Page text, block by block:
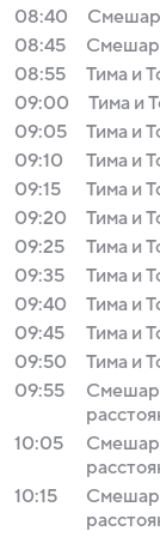
08:40
08:45
08:55
Тима и
09:00
Тима и
09:05
Тима и
09:10
Тима и
09:15
Тима и
09:20
Тима и
09:25
Тима и
09:35
Тима и
09:40
Тима и
09:45
Тима и
09:50
Тима и
09:55
10:05
10:15